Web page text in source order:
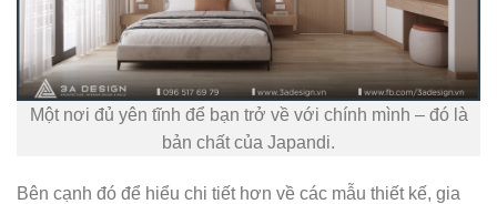
Một nơi đủ yên tĩnh để bạn trở về với chính mình – đó là
bản chất của Japandi.
Bên cạnh đó để hiểu chi tiết hơn về các mẫu thiết kế, gia